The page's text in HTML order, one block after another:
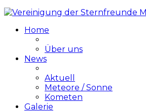
Home
Über uns
News
Aktuell
Meteore / Sonne
Kometen
Galerie